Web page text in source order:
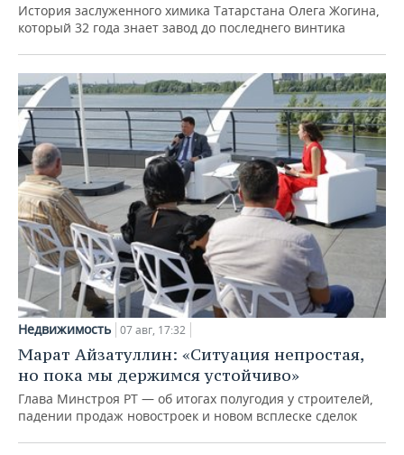
История заслуженного химика Татарстана Олега Жогина,
который 32 года знает завод до последнего винтика
Недвижимость 07 авг, 17:32
Марат Айзатуллин: «Ситуация непростая,
но пока мы держимся устойчиво»
Глава Минстроя РТ — об итогах полугодия у строителей,
падении продаж новостроек и новом всплеске сделок